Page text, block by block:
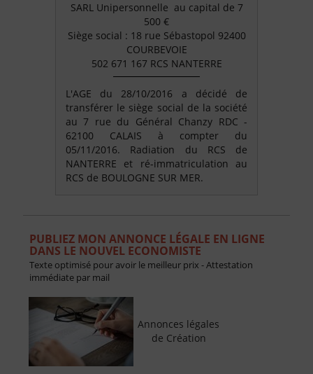
SARL Unipersonnelle au capital de 7
500 €
Siège social : 18 rue Sébastopol 92400
COURBEVOIE
502 671 167 RCS NANTERRE
L'AGE du 28/10/2016 a décidé de
transférer le siège social de la société
au 7 rue du Général Chanzy RDC -
62100 CALAIS à compter du
05/11/2016. Radiation du RCS de
NANTERRE et ré-immatriculation au
RCS de BOULOGNE SUR MER.
PUBLIEZ MON ANNONCE LÉGALE EN LIGNE
DANS LE NOUVEL ECONOMISTE
Texte optimisé pour avoir le meilleur prix - Attestation
immédiate par mail
Annonces légales
de Création